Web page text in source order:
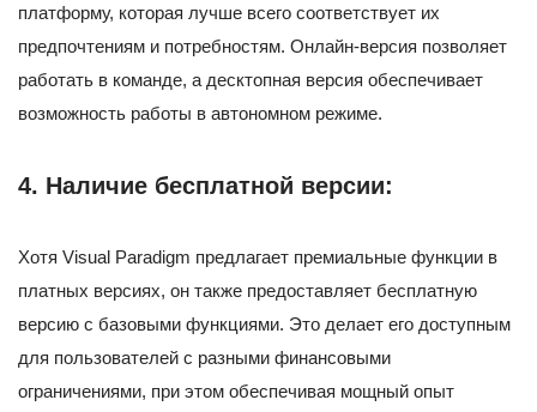
платформу, которая лучше всего соответствует их
предпочтениям и потребностям. Онлайн-версия позволяет
работать в команде, а десктопная версия обеспечивает
возможность работы в автономном режиме.
4. Наличие бесплатной версии:
Хотя Visual Paradigm предлагает премиальные функции в
платных версиях, он также предоставляет бесплатную
версию с базовыми функциями. Это делает его доступным
для пользователей с разными финансовыми
ограничениями, при этом обеспечивая мощный опыт